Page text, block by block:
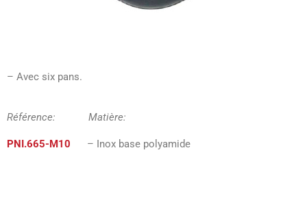
– Avec six pans.
Référence: Matière:
PNI.665-M10 – Inox base polyamide